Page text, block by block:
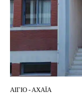
ΑΊΓΙΟ - ΑΧΑΪ́Α